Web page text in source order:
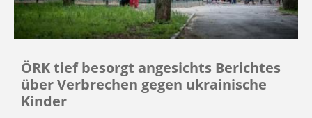
ÖRK tief besorgt angesichts Berichtes
über Verbrechen gegen ukrainische
Kinder